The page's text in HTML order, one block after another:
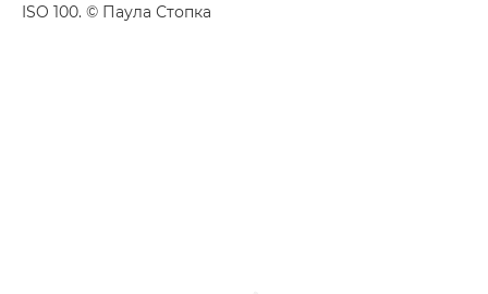
ISO 100. © Паула Стопка